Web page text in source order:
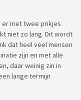
er met twee prikjes
niet zo lang. Dit wordt
dat heel veel mensen
zijn en met alle
daar weinig zin in
lange termijn